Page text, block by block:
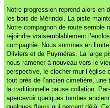
Notre progression reprend alors en
les bois de Mérindol. La piste
Notre compagnon de route semble
rejoindre vraisemblablement
compagnie. Nous sommes en
Oliviers et de Puyméras. La large
nous ramener à nouveau vers le
perspective, le clocher-mur l’église
tout près de l’ancien cimetière,
la traditionnelle pause collation.
apercevoir quelques tombes